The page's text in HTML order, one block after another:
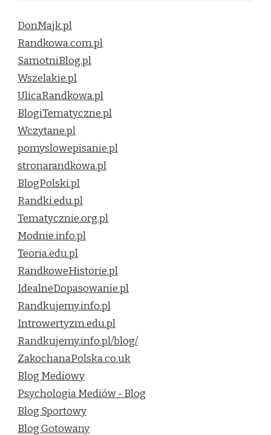
DonMajk.pl
Randkowa.com.pl
SamotniBlog.pl
Wszelakie.pl
UlicaRandkowa.pl
BlogiTematyczne.pl
Wczytane.pl
pomyslowepisanie.pl
stronarandkowa.pl
BlogPolski.pl
Randki.edu.pl
Tematycznie.org.pl
Modnie.info.pl
Teoria.edu.pl
RandkoweHistorie.pl
IdealneDopasowanie.pl
Randkujemy.info.pl
Introwertyzm.edu.pl
Randkujemy.info.pl/blog/
ZakochanaPolska.co.uk
Blog Mediowy
Psychologia Mediów - Blog
Blog Sportowy
Blog Gotowany